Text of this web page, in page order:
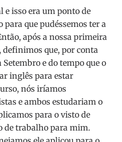
e isso era um ponto de
que pudéssemos ter a
após a nossa primeira
definimos que, por conta
e do tempo que o
inglês para estar
nós iríamos
e ambos estudariam o
para o visto de
de trabalho para mim.